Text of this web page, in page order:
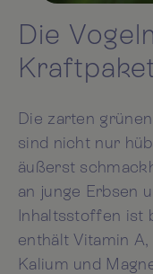
Die
Die zarten
sind nicht nur
äußerst
an junge Erbsen
Inhaltsstoffen ist
enthält Vitamin
Kalium und